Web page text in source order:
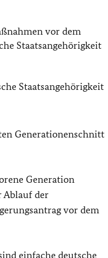
vor dem
Staatsangehörigkeit
Staatsangehörigkeit
Generationenschnitt
Generation
Ablauf der
vor dem
einfache deutsche